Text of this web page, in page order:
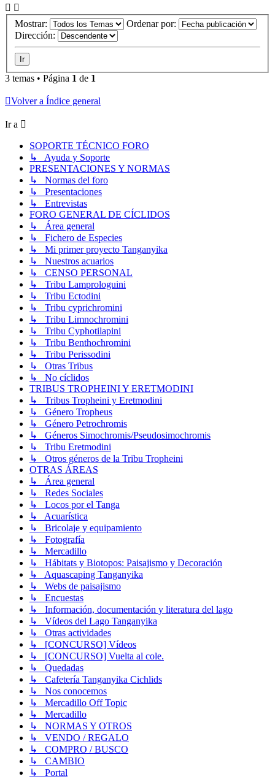
Mostrar:
Ordenar por:
Dirección:
3 temas • Página 1 de 1
Volver a Índice general
Ir a
SOPORTE TÉCNICO FORO
↳ Ayuda y Soporte
PRESENTACIONES Y NORMAS
↳ Normas del foro
↳ Presentaciones
↳ Entrevistas
FORO GENERAL DE CÍCLIDOS
↳ Área general
↳ Fichero de Especies
↳ Mi primer proyecto Tanganyika
↳ Nuestros acuarios
↳ CENSO PERSONAL
↳ Tribu Lamprologuini
↳ Tribu Ectodini
↳ Tribu cyprichromini
↳ Tribu Limnochromini
↳ Tribu Cyphotilapini
↳ Tribu Benthochromini
↳ Tribu Perissodini
↳ Otras Tribus
↳ No cíclidos
TRIBUS TROPHEINI Y ERETMODINI
↳ Tribus Tropheini y Eretmodini
↳ Género Tropheus
↳ Género Petrochromis
↳ Géneros Simochromis/Pseudosimochromis
↳ Tribu Eretmodini
↳ Otros géneros de la Tribu Tropheini
OTRAS ÁREAS
↳ Área general
↳ Redes Sociales
↳ Locos por el Tanga
↳ Acuarística
↳ Bricolaje y equipamiento
↳ Fotografía
↳ Mercadillo
↳ Hábitats y Biotopos: Paisajismo y Decoración
↳ Aquascaping Tanganyika
↳ Webs de paisajismo
↳ Encuestas
↳ Información, documentación y literatura del lago
↳ Vídeos del Lago Tanganyika
↳ Otras actividades
↳ [CONCURSO] Vídeos
↳ [CONCURSO] Vuelta al cole.
↳ Quedadas
↳ Cafetería Tanganyika Cichlids
↳ Nos conocemos
↳ Mercadillo Off Topic
↳ Mercadillo
↳ NORMAS Y OTROS
↳ VENDO / REGALO
↳ COMPRO / BUSCO
↳ CAMBIO
↳ Portal